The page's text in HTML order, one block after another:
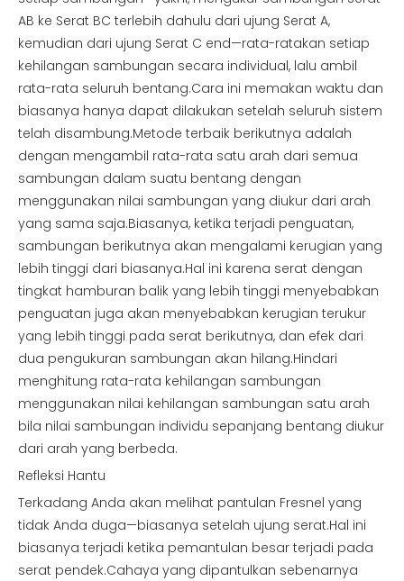
AB ke Serat BC terlebih dahulu dari ujung Serat A,
kemudian dari ujung Serat C end—rata-ratakan setiap
kehilangan sambungan secara individual, lalu ambil
rata-rata seluruh bentang.Cara ini memakan waktu dan
biasanya hanya dapat dilakukan setelah seluruh sistem
telah disambung.Metode terbaik berikutnya adalah
dengan mengambil rata-rata satu arah dari semua
sambungan dalam suatu bentang dengan
menggunakan nilai sambungan yang diukur dari arah
yang sama saja.Biasanya, ketika terjadi penguatan,
sambungan berikutnya akan mengalami kerugian yang
lebih tinggi dari biasanya.Hal ini karena serat dengan
tingkat hamburan balik yang lebih tinggi menyebabkan
penguatan juga akan menyebabkan kerugian terukur
yang lebih tinggi pada serat berikutnya, dan efek dari
dua pengukuran sambungan akan hilang.Hindari
menghitung rata-rata kehilangan sambungan
menggunakan nilai kehilangan sambungan satu arah
bila nilai sambungan individu sepanjang bentang diukur
dari arah yang berbeda.
Refleksi Hantu
Terkadang Anda akan melihat pantulan Fresnel yang
tidak Anda duga—biasanya setelah ujung serat.Hal ini
biasanya terjadi ketika pemantulan besar terjadi pada
serat pendek.Cahaya yang dipantulkan sebenarnya